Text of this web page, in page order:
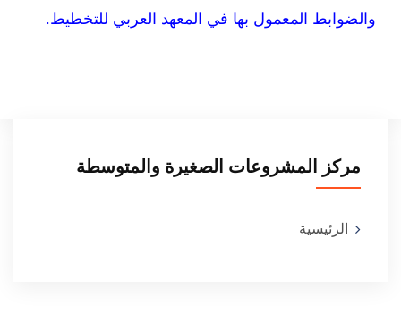
والضوابط المعمول بها في المعهد العربي للتخطيط.
مركز المشروعات الصغيرة والمتوسطة
الرئيسية